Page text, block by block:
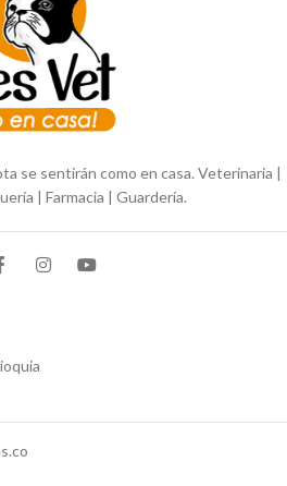
se sentirán como en casa. Veterinaria |
| Farmacia | Guardería.